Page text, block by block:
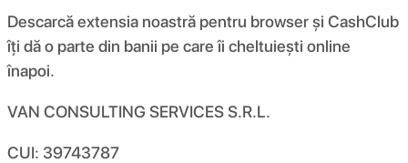
Descarcă extensia noastră pentru browser și CashClub
îți dă o parte din banii pe care îi cheltuiești online
înapoi.
VAN CONSULTING SERVICES S.R.L.
CUI: 39743787